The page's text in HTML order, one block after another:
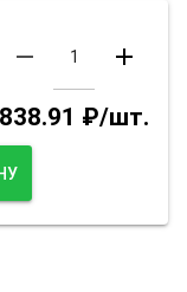
remove add
838.91 ₽/шт.